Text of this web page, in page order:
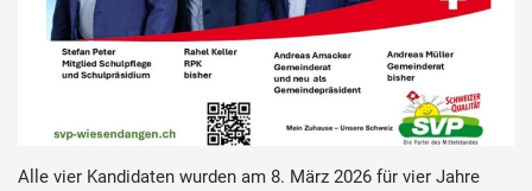
Alle vier Kandidaten wurden am 8. März 2026 für vier Jahre